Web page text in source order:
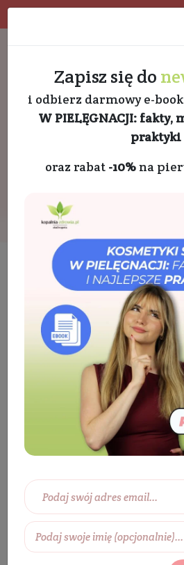
Kosmetyki Twarz
Maska do twarzy
Maseczka do twarzy - Fioletowa
KUP ZA 99 ZŁ -
Zapisz się do
i odbierz darmowy e-book
W PIELĘGNACJI:
praktyki
oraz rabat -10%na